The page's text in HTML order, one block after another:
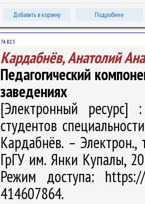
Добавить в корзину Подробнее
74.К13
Кардабнёв, Анатолий
Педагогический
заведениях
[Электронный ресурс]
студентов
Кардабнёв. –
ГрГУ им. Янки Купалы,
Режим доступа:
414607864.